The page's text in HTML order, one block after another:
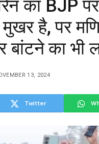
का BJP
मुखर है, पर
बांटने का भी
13, 2024
Twitter